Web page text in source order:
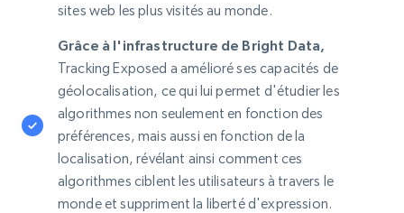
sites web les plus visités au monde.
Grâce à l'infrastructure de Bright Data,
Tracking Exposed a amélioré ses capacités de
géolocalisation, ce qui lui permet d'étudier les
algorithmes non seulement en fonction des
préférences, mais aussi en fonction de la
localisation, révélant ainsi comment ces
algorithmes ciblent les utilisateurs à travers le
monde et suppriment la liberté d'expression.